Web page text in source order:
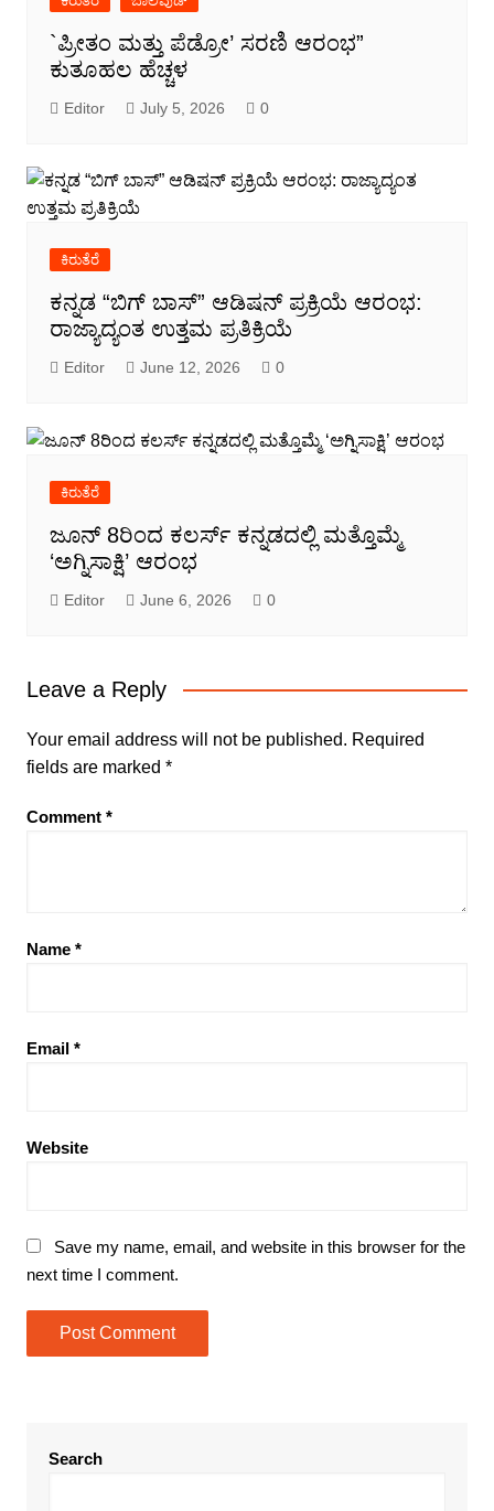
`ಪ್ರೀತಂ ಮತ್ತು ಪೆಡ್ರೋ’ ಸರಣಿ ಆರಂಭ”
ಕುತೂಹಲ ಹೆಚ್ಚಳ
Editor July 5, 2026 0
ಕಿರುತೆರೆ
ಕನ್ನಡ “ಬಿಗ್ ಬಾಸ್” ಆಡಿಷನ್ ಪ್ರಕ್ರಿಯೆ ಆರಂಭ:
ರಾಜ್ಯಾದ್ಯಂತ ಉತ್ತಮ ಪ್ರತಿಕ್ರಿಯೆ
Editor June 12, 2026 0
ಕಿರುತೆರೆ
ಜೂನ್ 8ರಿಂದ ಕಲರ್ಸ್ ಕನ್ನಡದಲ್ಲಿ ಮತ್ತೊಮ್ಮೆ
‘ಅಗ್ನಿಸಾಕ್ಷಿ’ ಆರಂಭ
Editor June 6, 2026 0
Leave a Reply
Your email address will not be published. Required
fields are marked *
Comment *
Name *
Email *
Website
Save my name, email, and website in this browser for the
next time I comment.
Search